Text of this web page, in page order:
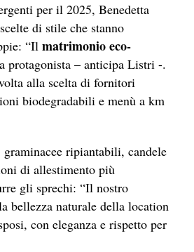
per il 2025, Benedetta
di stile che stanno
“Il matrimonio eco-
protagonista – anticipa Listri -.
alla scelta di fornitori
biodegradabili e menù a km
ripiantabili, candele
di allestimento più
gli sprechi: “Il nostro
bellezza naturale della location
con eleganza e rispetto per